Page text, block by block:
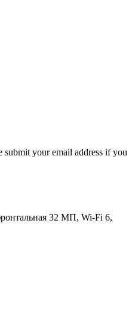
submit your email address if you
32 МП, Wi-Fi 6,